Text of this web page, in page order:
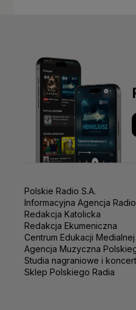
Polskie Radio S.A.
Informacyjna Agencja
Redakcja Katolicka
Redakcja Ekumeniczna
Centrum Edukacji Medialnej
Agencja Muzyczna
Studia nagraniowe i
Sklep Polskiego Radia